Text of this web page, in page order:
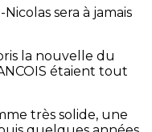
sera à jamais
la nouvelle du
étaient tout
très solide, une